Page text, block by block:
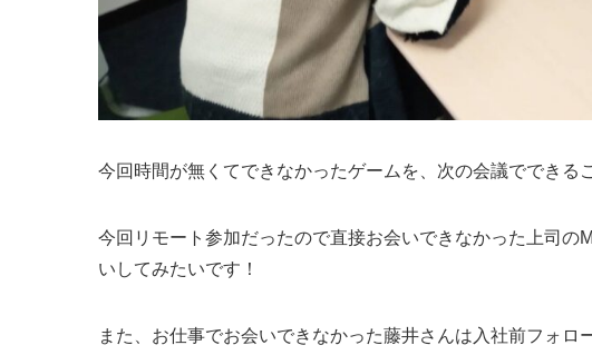
今回時間が無くてできなかったゲームを、次の会議でできる
今回リモート参加だったので直接お会いできなかった上司の
いしてみたいです！
また、お仕事でお会いできなかった藤井さんは入社前フォ